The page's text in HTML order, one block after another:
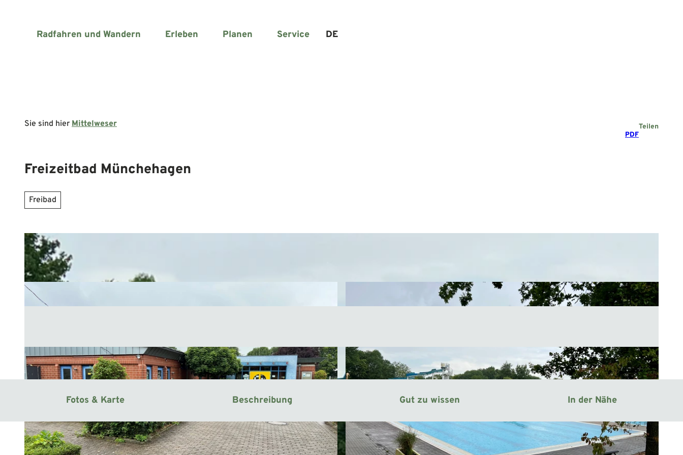
Radfahren und Wandern Erleben Planen Service DE
Sie sind hier Mittelweser
PDF
Teilen
Freizeitbad Münchehagen
Freibad
Fotos & Karte Beschreibung Gut zu wissen In der Nähe